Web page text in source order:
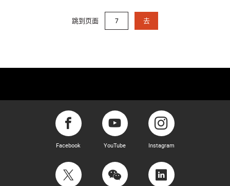
跳到页面 去
Facebook YouTube Instagram